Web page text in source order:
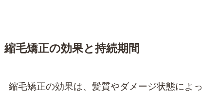
縮毛矯正の効果と持続期間
縮毛矯正の効果は、髪質やダメージ状態によっ